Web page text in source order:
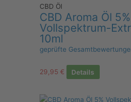
CBD Öl
CBD Aroma Öl 5%
Vollspektrum-
10ml
geprüfte
29,95 € Details